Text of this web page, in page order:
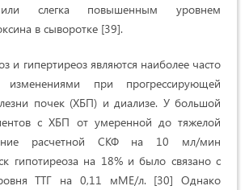
слегка повышенным уровнем
в сыворотке [39].
и гипертиреоз являются наиболее часто
изменениями при прогрессирующей
почек (ХБП) и диализе. У большой
с ХБП от умеренной до тяжелой
расчетной СКФ на 10 мл/мин
гипотиреоза на 18% и было связано с
ТТГ на 0,11 мМЕ/л. [30] Однако